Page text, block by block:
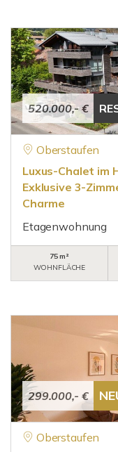
520.000,- €
Oberstaufen
Luxus-Chalet im
Exklusive 3-
Charme
Etagenwohnung
75 m²
WOHNFLÄCHE
299.000,- €
Oberstaufen